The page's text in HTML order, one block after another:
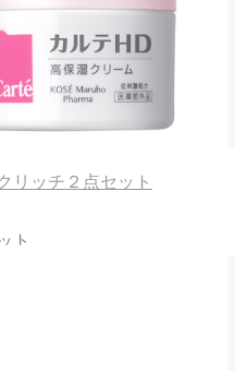
リッチ２点セット
ト